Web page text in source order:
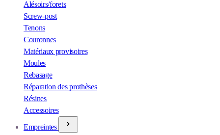
Alésoirs/forets
Screw-post
Tenons
Couronnes
Matériaux provisoires
Moules
Rebasage
Réparation des prothèses
Résines
Accessoires
Empreintes